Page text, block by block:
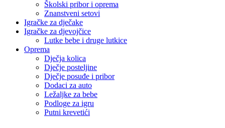
Školski pribor i oprema
Znanstveni setovi
Igračke za dječake
Igračke za djevojčice
Lutke bebe i druge lutkice
Oprema
Dječja kolica
Dječje posteljine
Dječje posuđe i pribor
Dodaci za auto
Ležaljke za bebe
Podloge za igru
Putni krevetići